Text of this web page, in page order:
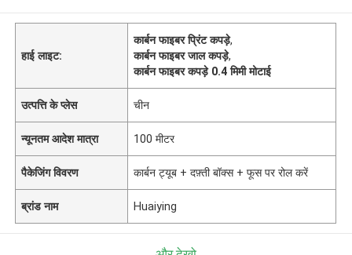
हाई लाइट:
कार्बन फाइबर प्रिंट कपड़े,
कार्बन फाइबर जाल कपड़े,
कार्बन फाइबर कपड़े 0.4 मिमी मोटाई
उत्पत्ति के प्लेस चीन
न्यूनतम आदेश मात्रा 100 मीटर
पैकेजिंग विवरण कार्बन ट्यूब + दफ़्ती बॉक्स + फूस पर रोल करें
ब्रांड नाम Huaiying